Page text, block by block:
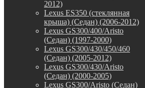
2012)
Lexus ES350 (стеклянная
крыша) (Седан) (2006-2012)
Lexus GS300/400/Aristo
(Седан) (1997-2000)
Lexus GS300/430/450/460
(Седан) (2005-2012)
Lexus GS300/430/Aristo
(Седан) (2000-2005)
Lexus GS300/Aristo (Седан)